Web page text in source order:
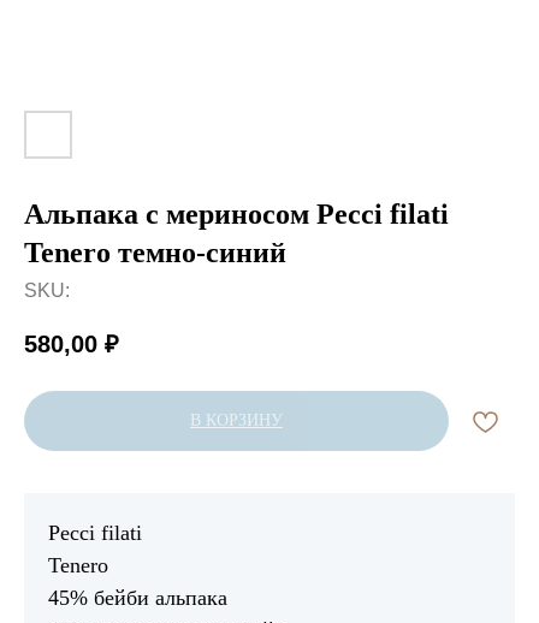
Альпака с мериносом Pecci filati
Tenero темно-синий
SKU:
580,00 ₽
В КОРЗИНУ
Pecci filati
Tenero
45% бейби альпака